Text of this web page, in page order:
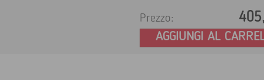
Prezzo:
AGGIUNGI AL